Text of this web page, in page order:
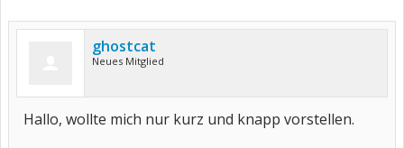
ghostcat
Neues Mitglied
Hallo, wollte mich nur kurz und knapp vorstellen.